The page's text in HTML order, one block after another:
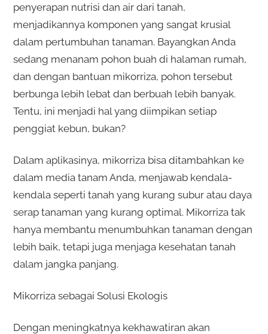
penyerapan nutrisi dan air dari tanah,
menjadikannya komponen yang sangat krusial
dalam pertumbuhan tanaman. Bayangkan Anda
sedang menanam pohon buah di halaman rumah,
dan dengan bantuan mikorriza, pohon tersebut
berbunga lebih lebat dan berbuah lebih banyak.
Tentu, ini menjadi hal yang diimpikan setiap
penggiat kebun, bukan?
Dalam aplikasinya, mikorriza bisa ditambahkan ke
dalam media tanam Anda, menjawab kendala-
kendala seperti tanah yang kurang subur atau daya
serap tanaman yang kurang optimal. Mikorriza tak
hanya membantu menumbuhkan tanaman dengan
lebih baik, tetapi juga menjaga kesehatan tanah
dalam jangka panjang.
Mikorriza sebagai Solusi Ekologis
Dengan meningkatnya kekhawatiran akan